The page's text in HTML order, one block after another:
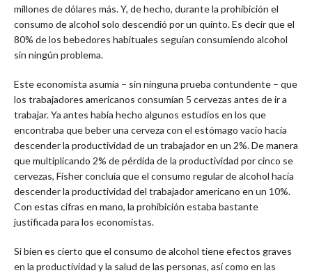
millones de dólares más. Y, de hecho, durante la prohibición el
consumo de alcohol solo descendió por un quinto. Es decir que el
80% de los bebedores habituales seguían consumiendo alcohol
sin ningún problema.
Este economista asumía – sin ninguna prueba contundente – que
los trabajadores americanos consumían 5 cervezas antes de ir a
trabajar. Ya antes había hecho algunos estudios en los que
encontraba que beber una cerveza con el estómago vacío hacía
descender la productividad de un trabajador en un 2%. De manera
que multiplicando 2% de pérdida de la productividad por cinco se
cervezas, Fisher concluía que el consumo regular de alcohol hacía
descender la productividad del trabajador americano en un 10%.
Con estas cifras en mano, la prohibición estaba bastante
justificada para los economistas.
Si bien es cierto que el consumo de alcohol tiene efectos graves
en la productividad y la salud de las personas, así como en las